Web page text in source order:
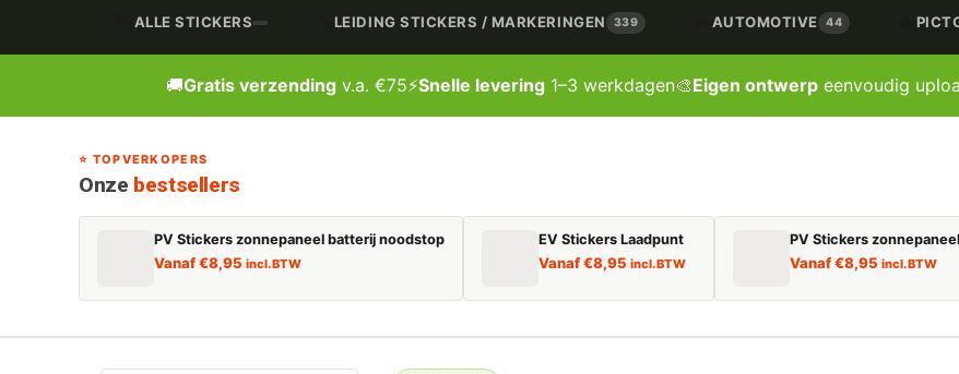
ALLE STICKERS LEIDING STICKERS / MARKERINGEN 339 AUTOMOTIVE 44
🚚Gratis verzendingv.a. €75⚡Snelle levering1–3 werkdagen🎨Eigen ontwerpeenvoudig
⭐ TOPVERKOPERS
Onze bestsellers
PV Stickers zonnepaneel batterij noodstop
Vanaf€8,95 incl. BTW
EV Stickers Laadpunt
Vanaf€8,95 incl. BTW
PV Stickers
Vanaf€8,95 incl. BTW